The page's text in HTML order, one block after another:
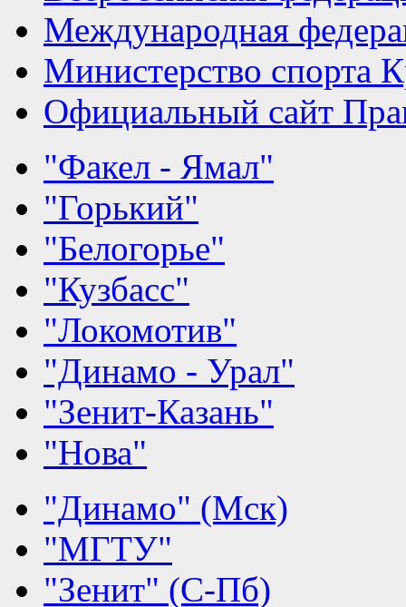
Международная
Министерство спорта
Официальный сайт
"Факел - Ямал"
"Горький"
"Белогорье"
"Кузбасс"
"Локомотив"
"Динамо - Урал"
"Зенит-Казань"
"Нова"
"Динамо" (Мск)
"МГТУ"
"Зенит" (С-Пб)